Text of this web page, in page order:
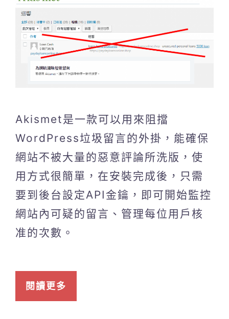
Akismet是一款可以用來阻擋
WordPress垃圾留言的外掛，能確保
網站不被大量的惡意評論所洗版，使
用方式很簡單，在安裝完成後，只需
要到後台設定API金鑰，即可開始監控
網站內可疑的留言、管理每位用戶核
准的次數。
閱讀更多